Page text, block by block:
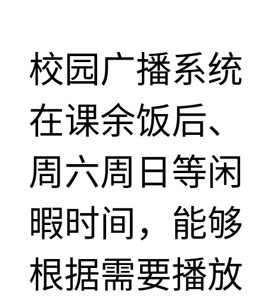
校园广播系统
在课余饭后、
周六周日等闲
暇时间，能够
根据需要播放